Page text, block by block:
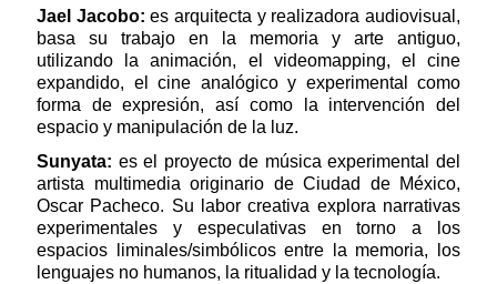
Jael Jacobo: es arquitecta y realizadora audiovisual,
basa su trabajo en la memoria y arte antiguo,
utilizando la animación, el videomapping, el cine
expandido, el cine analógico y experimental como
forma de expresión, así como la intervención del
espacio y manipulación de la luz.
Sunyata: es el proyecto de música experimental del
artista multimedia originario de Ciudad de México,
Oscar Pacheco. Su labor creativa explora narrativas
experimentales y especulativas en torno a los
espacios liminales/simbólicos entre la memoria, los
lenguajes no humanos, la ritualidad y la tecnología.